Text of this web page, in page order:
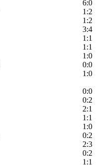
6:0
1:2
1:2
3:4
1:1
1:1
1:0
0:0
1:0
0:0
0:2
2:1
1:1
1:0
0:2
2:3
0:2
1:1